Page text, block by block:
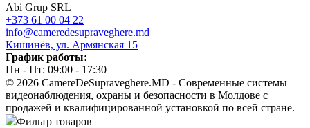
Abi Grup SRL
+373 61 00 04 22
info@cameredesupraveghere.md
Кишинёв, ул. Армянская 15
График работы:
Пн - Пт: 09:00 - 17:30
© 2026 CamereDeSupraveghere.MD - Современные системы
видеонаблюдения, охраны и безопасности в Молдове с
продажей и квалифицированной установкой по всей стране.
Фильтр товаров